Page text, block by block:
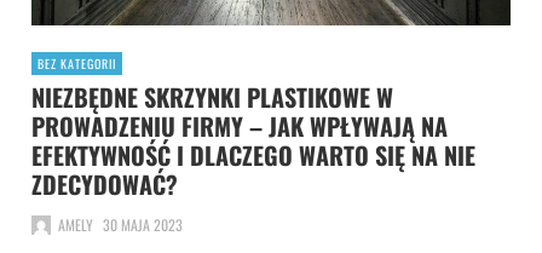
BEZ KATEGORII
NIEZBĘDNE SKRZYNKI PLASTIKOWE W
PROWADZENIU FIRMY – JAK WPŁYWAJĄ NA
EFEKTYWNOŚĆ I DLACZEGO WARTO SIĘ NA NIE
ZDECYDOWAĆ?
AMELY 30 MAJA 2023